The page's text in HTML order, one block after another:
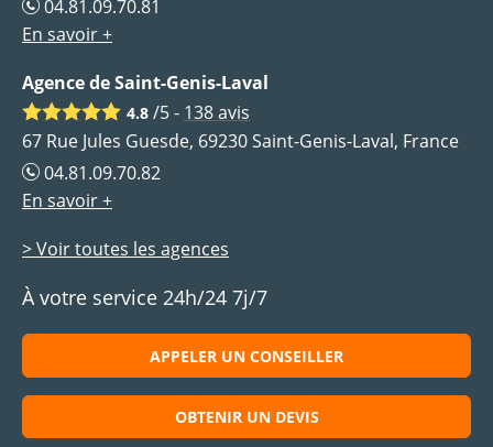
04.81.09.70.81
En savoir +
Agence de Saint-Genis-Laval
4.8 /5 - 138avis
67 Rue Jules Guesde, 69230 Saint-Genis-Laval, France
04.81.09.70.82
En savoir +
> Voir toutes les agences
À votre service 24h/24 7j/7
APPELER UN CONSEILLER
OBTENIR UN DEVIS